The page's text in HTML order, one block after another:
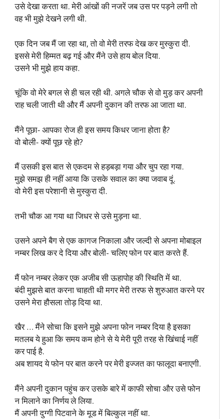
उसे देखा करता था. मेरी आंखों की नजरें जब उस पर पड़ने लगी तो
वह भी मुझे देखने लगी थी.
एक दिन जब मैं जा रहा था, तो वो मेरी तरफ देख कर मुस्कुरा दी.
इससे मेरी हिम्मत बढ़ गई और मैंने उसे हाय बोल दिया.
उसने भी मुझे हाय कहा.
चूंकि वो मेरे बगल से ही चल रही थी. अगले चौक से वो मुड़ कर अपनी
राह चली जाती थी और मैं अपनी दुकान की तरफ आ जाता था.
मैंने पूछा- आपका रोज ही इस समय किधर जाना होता है?
वो बोली- क्यों पूछ रहे हो?
मैं उसकी इस बात से एकदम से हड़बड़ा गया और चुप रहा गया.
मुझे समझ ही नहीं आया कि उसके सवाल का क्या जवाब दूं.
वो मेरी इस परेशानी से मुस्कुरा दी.
तभी चौक आ गया था जिधर से उसे मुड़ना था.
उसने अपने बैग से एक कागज निकाला और जल्दी से अपना मोबाइल
नम्बर लिख कर दे दिया और बोली- चलिए फोन पर बात करते हैं.
मैं फोन नम्बर लेकर एक अजीब सी ऊहापोह की स्थिति में था.
बंदी मुझसे बात करना चाहती थी मगर मेरी तरफ से शुरुआत करने पर
उसने मेरा हौसला तोड़ दिया था.
खैर … मैंने सोचा कि इसने मुझे अपना फोन नम्बर दिया है इसका
मतलब ये हुआ कि समय कम होने से ये मेरी पूरी तरह से खिंचाई नहीं
कर पाई है.
अब शायद ये फोन पर बात करने पर मेरी इज्जत का फालूदा बनाएगी.
मैंने अपनी दुकान पहुंच कर उसके बारे में काफी सोचा और उसे फोन
न मिलाने का निर्णय ले लिया.
मैं अपनी दुग्गी पिटवाने के मूड में बिल्कुल नहीं था.